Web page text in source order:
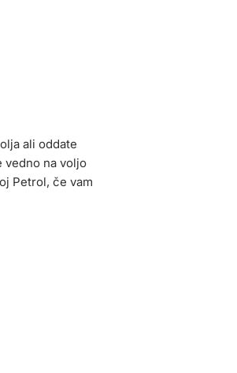
ali oddate
vedno na voljo
Petrol, če vam